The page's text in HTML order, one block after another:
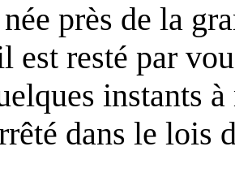
près de la
est resté par
instants
dans le lois